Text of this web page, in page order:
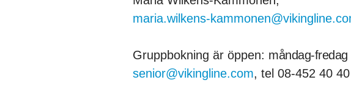
maria.wilkens-
Gruppbokning är öppen: måndag-
senior@vikingline.com, tel 08-452 40 40